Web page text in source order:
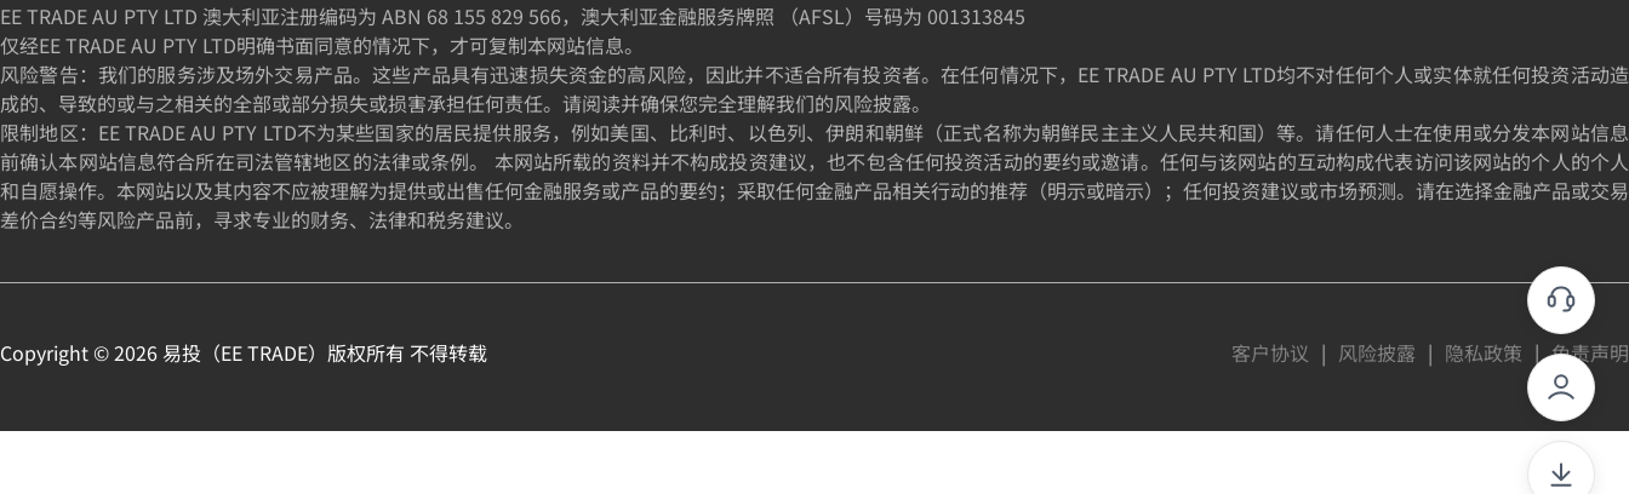
EE TRADE AU PTY LTD 澳大利亚注册编码为 ABN 68 155 829 566，澳大利亚金融服务牌照 （AFSL）号码为 001313845
仅经EE TRADE AU PTY LTD明确书面同意的情况下，才可复制本网站信息。
风险警告：我们的服务涉及场外交易产品。这些产品具有迅速损失资金的高风险，因此并不适合所有投资者。在任何情况下，EE TRADE AU PTY LTD均不对任何个人或实体就任何投资活动造
成的、导致的或与之相关的全部或部分损失或损害承担任何责任。请阅读并确保您完全理解我们的风险披露。
限制地区：EE TRADE AU PTY LTD不为某些国家的居民提供服务，例如美国、比利时、以色列、伊朗和朝鲜（正式名称为朝鲜民主主义人民共和国）等。请任何人士在使用或分发本网站信息
前确认本网站信息符合所在司法管辖地区的法律或条例。 本网站所载的资料并不构成投资建议，也不包含任何投资活动的要约或邀请。任何与该网站的互动构成代表访问该网站的个人的个人
和自愿操作。本网站以及其内容不应被理解为提供或出售任何金融服务或产品的要约；采取任何金融产品相关行动的推荐（明示或暗示）；任何投资建议或市场预测。请在选择金融产品或交易
差价合约等风险产品前，寻求专业的财务、法律和税务建议。
Copyright ©2026 易投（EE TRADE）版权所有 不得转载 客户协议 | 风险披露 | 隐私政策 | 免责声明